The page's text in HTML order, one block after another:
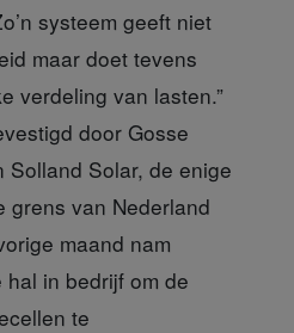
systeem geeft niet
maar doet tevens
verdeling van lasten.”
door Gosse
Solland Solar, de enige
grens van Nederland
maand nam
in bedrijf om de
te